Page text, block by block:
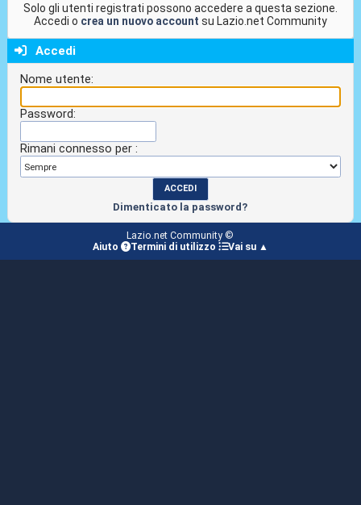
Solo gli utenti registrati possono accedere a questa sezione.
Accedi o crea un nuovo account su Lazio.net Community
Accedi
Nome utente:
Password:
Rimani connesso per :
Dimenticato la password?
Lazio.net Community ©
Aiuto
Termini di utilizzo Vai su ▲